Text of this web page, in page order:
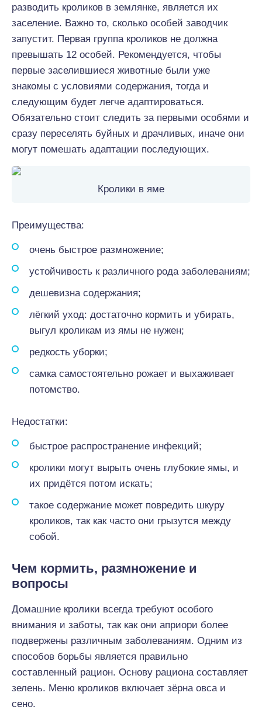
разводить кроликов в землянке, является их
заселение. Важно то, сколько особей заводчик
запустит. Первая группа кроликов не должна
превышать 12 особей. Рекомендуется, чтобы
первые заселившиеся животные были уже
знакомы с условиями содержания, тогда и
следующим будет легче адаптироваться.
Обязательно стоит следить за первыми особями и
сразу переселять буйных и драчливых, иначе они
могут помешать адаптации последующих.
Кролики в яме
Преимущества:
очень быстрое размножение;
устойчивость к различного рода заболеваниям;
дешевизна содержания;
лёгкий уход: достаточно кормить и убирать,
выгул кроликам из ямы не нужен;
редкость уборки;
самка самостоятельно рожает и выхаживает
потомство.
Недостатки:
быстрое распространение инфекций;
кролики могут вырыть очень глубокие ямы, и
их придётся потом искать;
такое содержание может повредить шкуру
кроликов, так как часто они грызутся между
собой.
Чем кормить, размножение и
вопросы
Домашние кролики всегда требуют особого
внимания и заботы, так как они априори более
подвержены различным заболеваниям. Одним из
способов борьбы является правильно
составленный рацион. Основу рациона составляет
зелень. Меню кроликов включает зёрна овса и
сено.